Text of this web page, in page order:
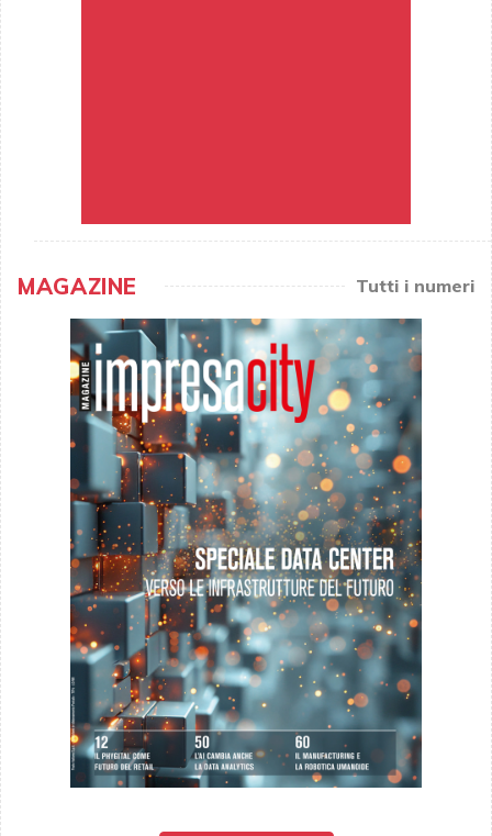
MAGAZINE Tutti i numeri